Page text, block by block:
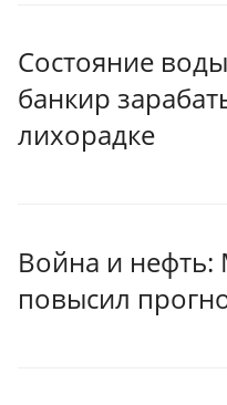
Состояние
банкир
лихорадке
Война и
повысил